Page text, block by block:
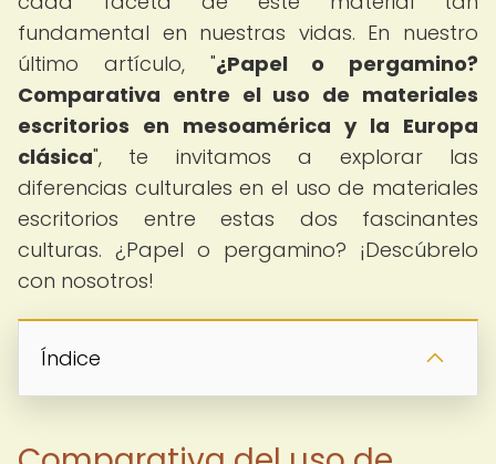
fundamental en nuestras vidas. En nuestro
último artículo, "¿Papel o pergamino?
Comparativa entre el uso de materiales
escritorios en mesoamérica y la Europa
clásica", te invitamos a explorar las
diferencias culturales en el uso de materiales
escritorios entre estas dos fascinantes
culturas. ¿Papel o pergamino? ¡Descúbrelo
con nosotros!
Índice